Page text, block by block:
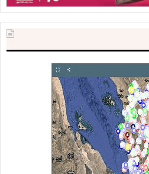
المتحدة إلى اليمن على جميع
العسكرية لدعم الامتثال للهدنة
مراقبة مستقلة سوف يقدم
للأمم المتحدة إلى اليمن دعم
في تنفيذ الهدنة.